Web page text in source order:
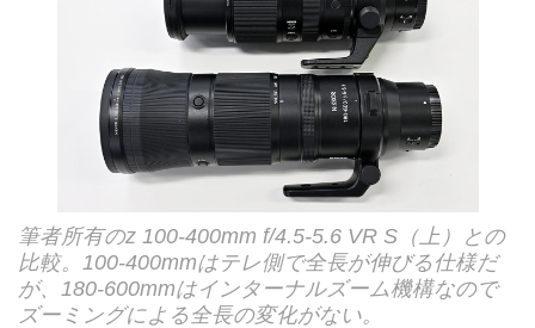
筆者所有のz 100-400mm f/4.5-5.6 VR S（上）との
比較。100-400mmはテレ側で全長が伸びる仕様だ
が、180-600mmはインターナルズーム機構なので
ズーミングによる全長の変化がない。